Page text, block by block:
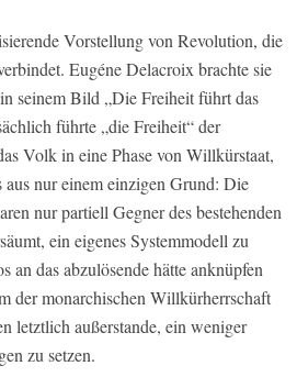
Vorstellung von Revolution, die
Eugéne Delacroix brachte sie
seinem Bild „Die Freiheit führt das
führte „die Freiheit“ der
Volk in eine Phase von Willkürstaat,
nur einem einzigen Grund: Die
nur partiell Gegner des bestehenden
ein eigenes Systemmodell zu
an das abzulösende hätte anknüpfen
der monarchischen Willkürherrschaft
letztlich außerstande, ein weniger
zu setzen.